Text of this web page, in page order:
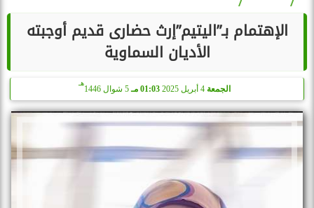
الإهتمام بـ”اليتيم”إرث حضارى قديم أوجبته
الأديان السماوية
الجمعة 4 أبريل 2025 01:03 مـ 5 شوال 1446
هـ